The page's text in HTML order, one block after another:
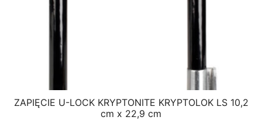
ZAPIĘCIE U-LOCK KRYPTONITE KRYPTOLOK LS 10,2
cm x 22,9 cm